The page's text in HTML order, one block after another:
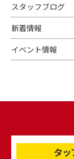
スタッフブログ
新着情報
イベント情報
タッ